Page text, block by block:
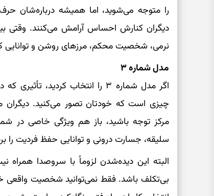
را متوجه می‌شوید، اما همیشه درباره‌شان
دیگران کنارش احساس آرامش می‌کنند. وقتی
نرمی، شخصیت محکم، مرزهای روشن و توانایی
مدل شماره ۳
اگر مدل شماره ۳ را انتخاب
چیزی است که خودتان تصور می‌کنید.
مرکز توجه باشید، باز هم ویژگی خاصی در
سلیقه، جسارت درونی و توانایی حفظ فردیت را
البته این دیده‌شدن لزوماً با سروصدا همراه
بی‌تکلف باشد. فقط نمی‌توانید شخصیت واقعی